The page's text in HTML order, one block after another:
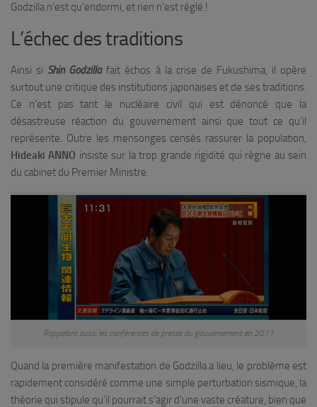
Godzilla n’est qu’endormi, et rien n’est réglé !
L’échec des traditions
Ainsi si Shin Godzillafait échos à la crise de Fukushima, il opère
surtout une critique des institutions japonaises et de ses traditions.
Ce n’est pas tant le nucléaire civil qui est dénoncé que la
désastreuse réaction du gouvernement ainsi que tout ce qu’il
représente. Outre les mensonges censés rassurer la population,
Hideaki ANNO insiste sur la trop grande rigidité qui règne au sein
du cabinet du Premier Ministre.
Rappelant aussi les conférences de presse du gouvernement en 2011
Quand la première manifestation de Godzilla a lieu, le problème est
rapidement considéré comme une simple perturbation sismique, la
théorie qui stipule qu’il pourrait s’agir d’une vaste créature, bien que